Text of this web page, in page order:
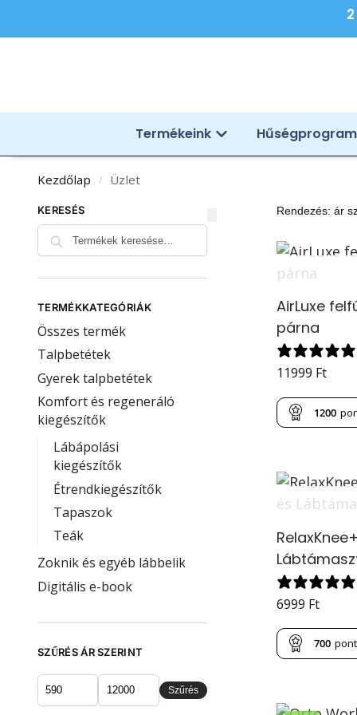
Termékeink Hűségprogram
Kezdőlap / Üzlet
AirLuxe
párna
11999 Ft
1200
6999 Ft
700 pont
KERESÉS
TERMÉKKATEGÓRIÁK
Összes termék
Talpbetétek
Gyerek talpbetétek
Komfort és regeneráló
kiegészítők
Lábápolási
kiegészítők
Étrendkiegészítők
Tapaszok
Teák
Zoknik és egyéb lábbelik
Digitális e-book
SZŰRÉS ÁR SZERINT
Szűrés